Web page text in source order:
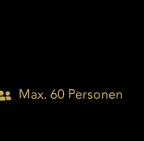
Max. 60 Personen